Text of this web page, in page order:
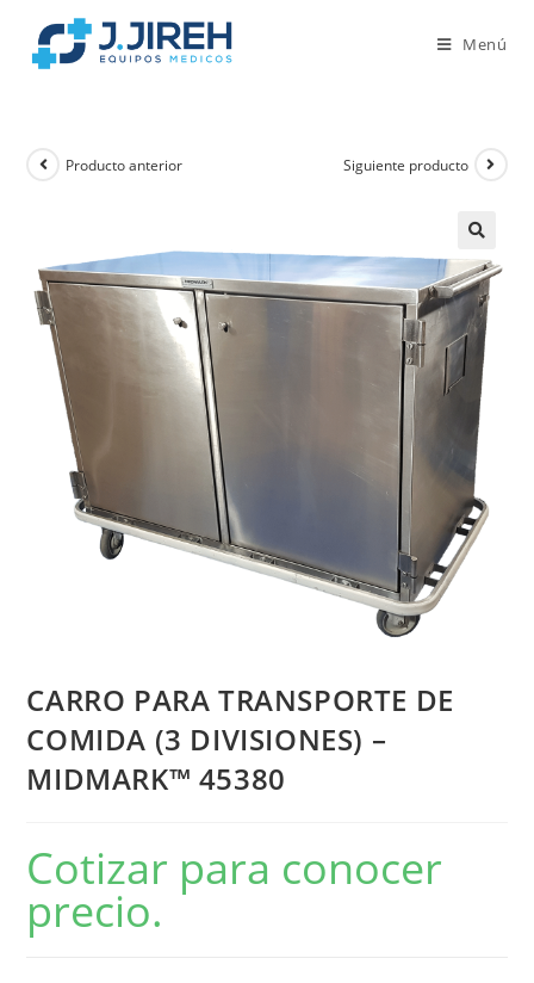
Menú
Producto anterior Siguiente producto
CARRO PARA TRANSPORTE DE
COMIDA (3 DIVISIONES) –
MIDMARK™ 45380
Cotizar para conocer
precio.